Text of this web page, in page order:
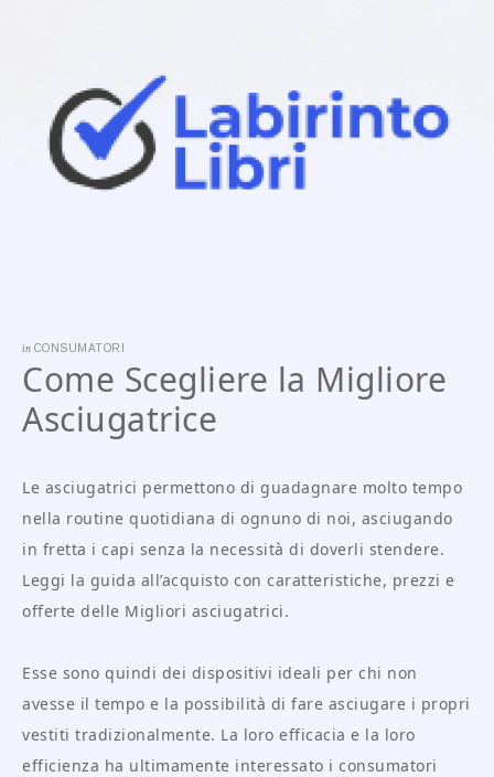
in CONSUMATORI
Come Scegliere la Migliore
Asciugatrice
Le asciugatrici permettono di guadagnare molto tempo
nella routine quotidiana di ognuno di noi, asciugando
in fretta i capi senza la necessità di doverli stendere.
Leggi la guida all’acquisto con caratteristiche, prezzi e
offerte delle Migliori asciugatrici.
Esse sono quindi dei dispositivi ideali per chi non
avesse il tempo e la possibilità di fare asciugare i propri
vestiti tradizionalmente. La loro efficacia e la loro
efficienza ha ultimamente interessato i consumatori